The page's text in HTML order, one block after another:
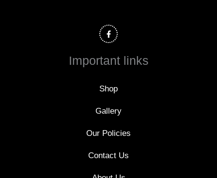
a
c
e
o
Important links
Shop
Gallery
Our Policies
Contact Us